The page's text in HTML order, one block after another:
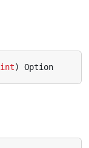
int) Option